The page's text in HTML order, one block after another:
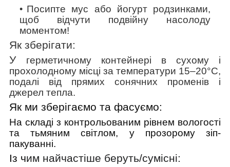
Посипте мус або йогурт родзинками,
щоб відчути подвійну насолоду
моментом!
Як зберігати:
У
герметичному контейнері в сухому і
прохолодному місці за температури 15–20°C,
подалі від прямих сонячних променів і
джерел тепла.
Як ми зберігаємо та фасуємо:
На складі з контрольованим рівнем вологості
та тьмяним світлом, у прозорому зіп-
пакуванні.
Із чим найчастіше беруть/cумісні: